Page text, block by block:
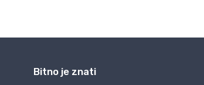
Bitno je znati